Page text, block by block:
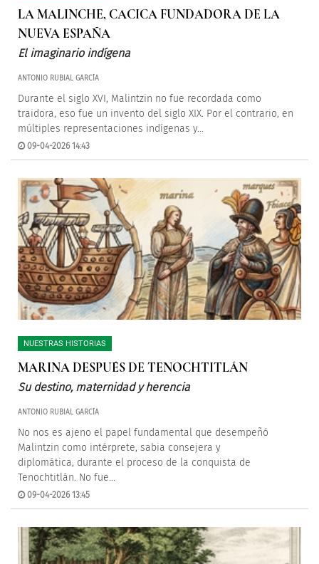
LA MALINCHE, CACICA FUNDADORA DE LA
NUEVA ESPAÑA
El imaginario indígena
ANTONIO RUBIAL GARCÍA
Durante el siglo XVI, Malintzin no fue recordada como
traidora, eso fue un invento del siglo XIX. Por el contrario, en
múltiples representaciones indígenas y...
09-04-2026 14:43
NUESTRAS HISTORIAS
MARINA DESPUÉS DE TENOCHTITLÁN
Su destino, maternidad y herencia
ANTONIO RUBIAL GARCÍA
No nos es ajeno el papel fundamental que desempeñó
Malintzin como intérprete, sabia consejera y
diplomática, durante el proceso de la conquista de
Tenochtitlán. No fue...
09-04-2026 13:45